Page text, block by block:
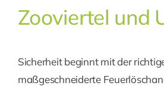
Zooviertel und
Sicherheit beginnt mit der
maßgeschneiderte